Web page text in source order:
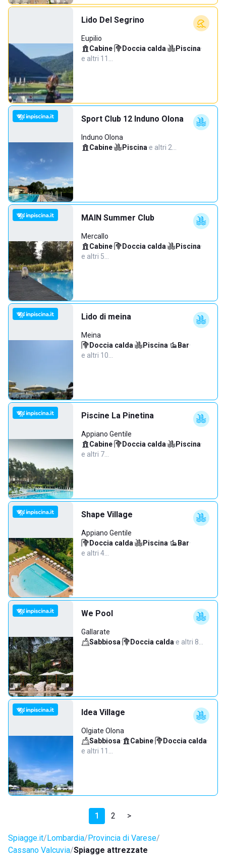
Lido Del Segrino
Eupilio
Cabine· Doccia calda· Piscina·
e altri 11…
Sport Club 12 Induno Olona
Induno Olona
Cabine· Piscina·e altri 2…
MAIN Summer Club
Mercallo
Cabine· Doccia calda· Piscina·
e altri 5…
Lido di meina
Meina
Doccia calda· Piscina· Bar·
e altri 10…
Piscine La Pinetina
Appiano Gentile
Cabine· Doccia calda· Piscina·
e altri 7…
Shape Village
Appiano Gentile
Doccia calda· Piscina· Bar·
e altri 4…
We Pool
Gallarate
Sabbiosa· Doccia calda·e altri 8…
Idea Village
Olgiate Olona
Sabbiosa· Cabine· Doccia calda·
e altri 11…
1 2 >
Spiagge.it Lombardia Provincia di Varese
Cassano Valcuvia Spiagge attrezzate